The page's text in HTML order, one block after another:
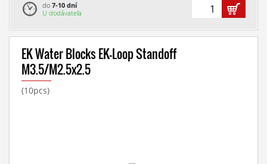
do 7-10 dní
U dodávateľa
EK Water Blocks EK-Loop Standoff
M3.5/M2.5x2.5
(10pcs)